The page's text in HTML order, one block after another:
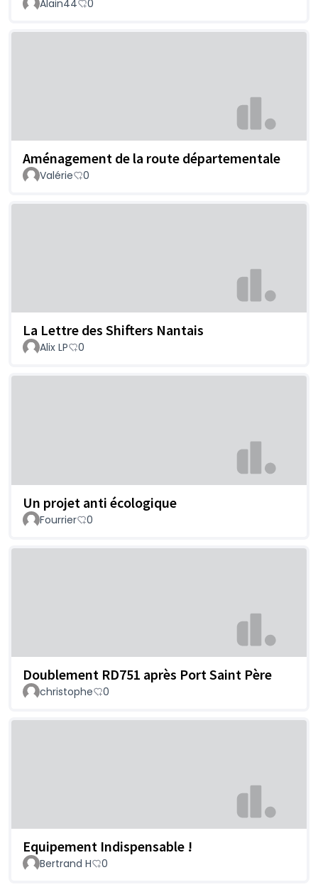
Alain44 0
Aménagement de la route départementale
Valérie 0
La Lettre des Shifters Nantais
Alix LP 0
Un projet anti écologique
Fourrier 0
Doublement RD751 après Port Saint Père
christophe 0
Equipement Indispensable !
Bertrand H 0